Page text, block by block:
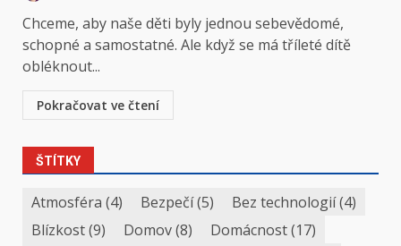
Chceme, aby naše děti byly jednou sebevědomé,
schopné a samostatné. Ale když se má tříleté dítě
obléknout...
Pokračovat ve čtení
ŠTÍTKY
Atmosféra (4) Bezpečí(5) Bez technologií(4)
Blízkost(9) Domov(8) Domácnost(17)